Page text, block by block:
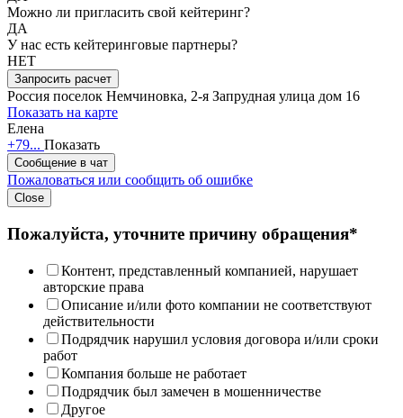
Можно ли пригласить свой кейтеринг?
ДА
У нас есть кейтеринговые партнеры?
НЕТ
Запросить расчет
Россия поселок Немчиновка, 2-я Запрудная улица дом 16
Показать на карте
Елена
+79... Показать
Сообщение в чат
Пожаловаться или сообщить об ошибке
Close
Пожалуйста, уточните причину обращения*
Контент, представленный компанией, нарушает
авторские права
Описание и/или фото компании не соответствуют
действительности
Подрядчик нарушил условия договора и/или сроки
работ
Компания больше не работает
Подрядчик был замечен в мошенничестве
Другое